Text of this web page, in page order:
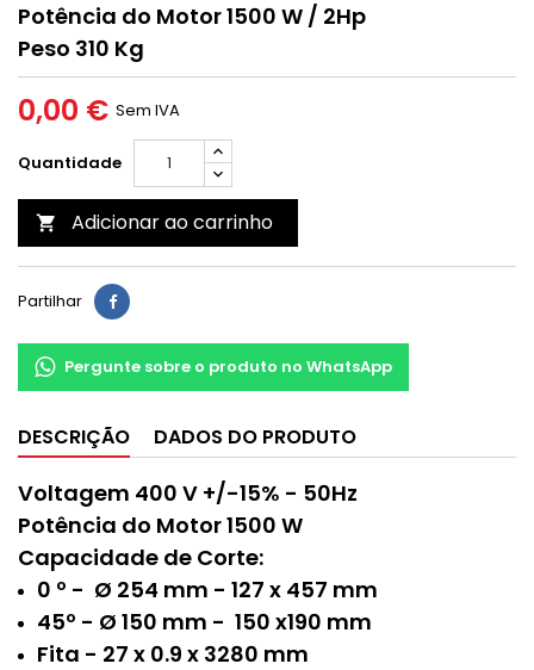
Potência do Motor 1500 W / 2Hp
Peso 310 Kg
0,00 € Sem IVA
Quantidade
 Adicionar ao carrinho
Partilhar
Pergunte sobre o produto no WhatsApp
DESCRIÇÃO DADOS DO PRODUTO
Voltagem 400 V +/-15% - 50Hz
Potência do Motor 1500 W
Capacidade de Corte:
0 º - Ø 254 mm - 127 x 457 mm
45º - Ø 150 mm - 150 x190 mm
Fita - 27 x 0.9 x 3280 mm